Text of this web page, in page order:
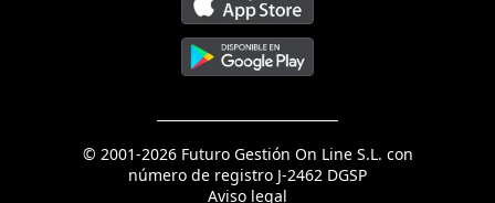
© 2001-2026 Futuro Gestión On Line S.L. con
número de registro J-2462 DGSP
Aviso legal